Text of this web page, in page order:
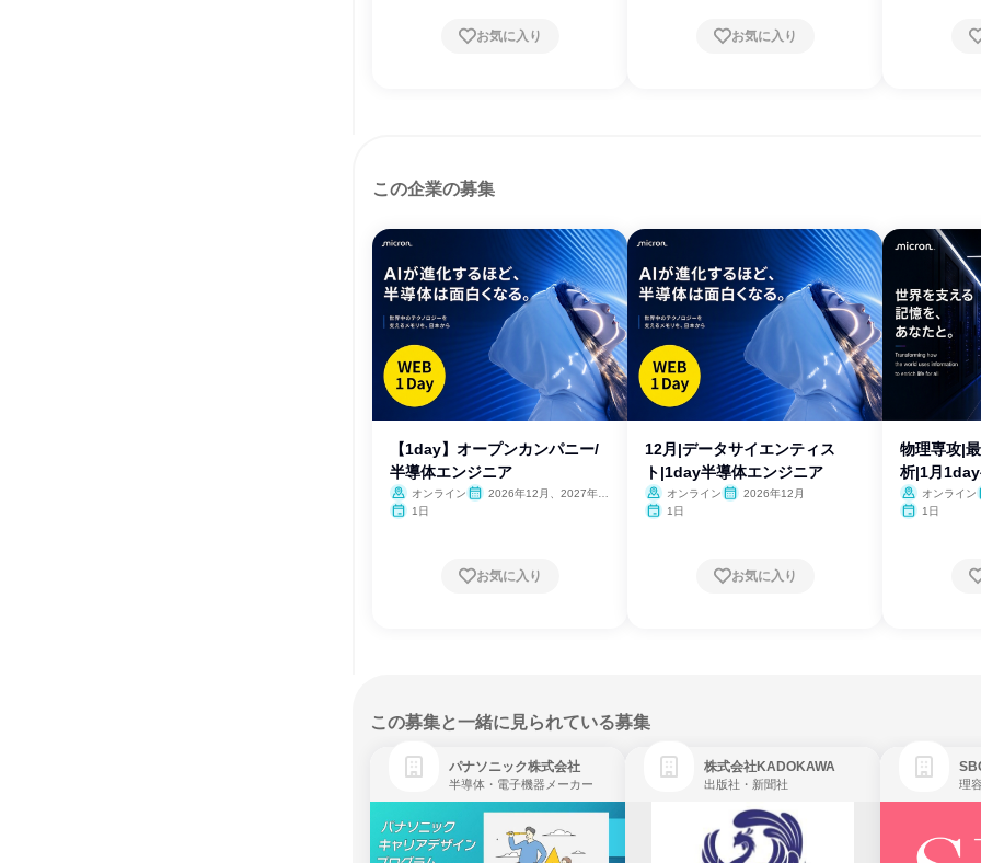
お気に入り お気に入り
この企業の募集
【1day】オープンカンパニー/
半導体エンジニア
オンライン
2026年12月、2027年1
1日
お気に入り
12月|データサイエンティス
ト|1day半導体エンジニア
オンライン
2026年12月
1日
お気に入り
物理専攻|
析|1月
オンライン
1日
この募集と一緒に見られている募集
パナソニック株式会社
半導体・電子機器メーカー
株式会社KADOKAWA
出版社・新聞社